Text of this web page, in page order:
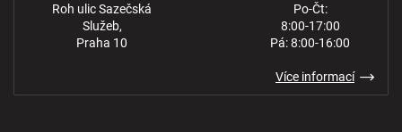
Roh ulic Sazečská
Služeb,
Praha 10
Po-Čt:
8:00-17:00
Pá: 8:00-16:00
Více informací